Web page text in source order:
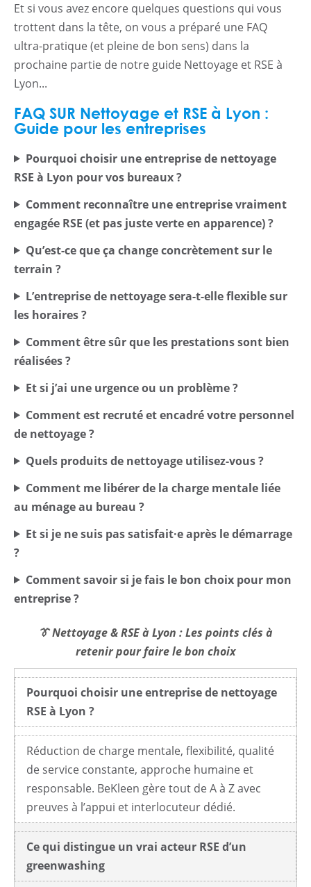
Et si vous avez encore quelques questions qui vous
trottent dans la tête, on vous a préparé une FAQ
ultra-pratique (et pleine de bon sens) dans la
prochaine partie de notre guide Nettoyage et RSE à
Lyon...
FAQ SUR Nettoyage et RSE à Lyon :
Guide pour les entreprises
Pourquoi choisir une entreprise de nettoyage
RSE à Lyon pour vos bureaux ?
Comment reconnaître une entreprise vraiment
engagée RSE (et pas juste verte en apparence) ?
Qu’est-ce que ça change concrètement sur le
terrain ?
L’entreprise de nettoyage sera-t-elle flexible sur
les horaires ?
Comment être sûr que les prestations sont bien
réalisées ?
Et si j’ai une urgence ou un problème ?
Comment est recruté et encadré votre personnel
de nettoyage ?
Quels produits de nettoyage utilisez-vous ?
Comment me libérer de la charge mentale liée
au ménage au bureau ?
Et si je ne suis pas satisfait·e après le démarrage
?
Comment savoir si je fais le bon choix pour mon
entreprise ?
👔 Nettoyage & RSE à Lyon : Les points clés à
retenir pour faire le bon choix
Pourquoi choisir une entreprise de nettoyage
RSE à Lyon ?
Réduction de charge mentale, flexibilité, qualité
de service constante, approche humaine et
responsable. BeKleen gère tout de A à Z avec
preuves à l’appui et interlocuteur dédié.
Ce qui distingue un vrai acteur RSE d’un
greenwashing